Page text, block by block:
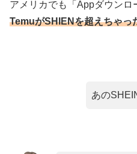
アメリカでも「Appダウンロ
TemuがSHIENを超えちゃっ
あの